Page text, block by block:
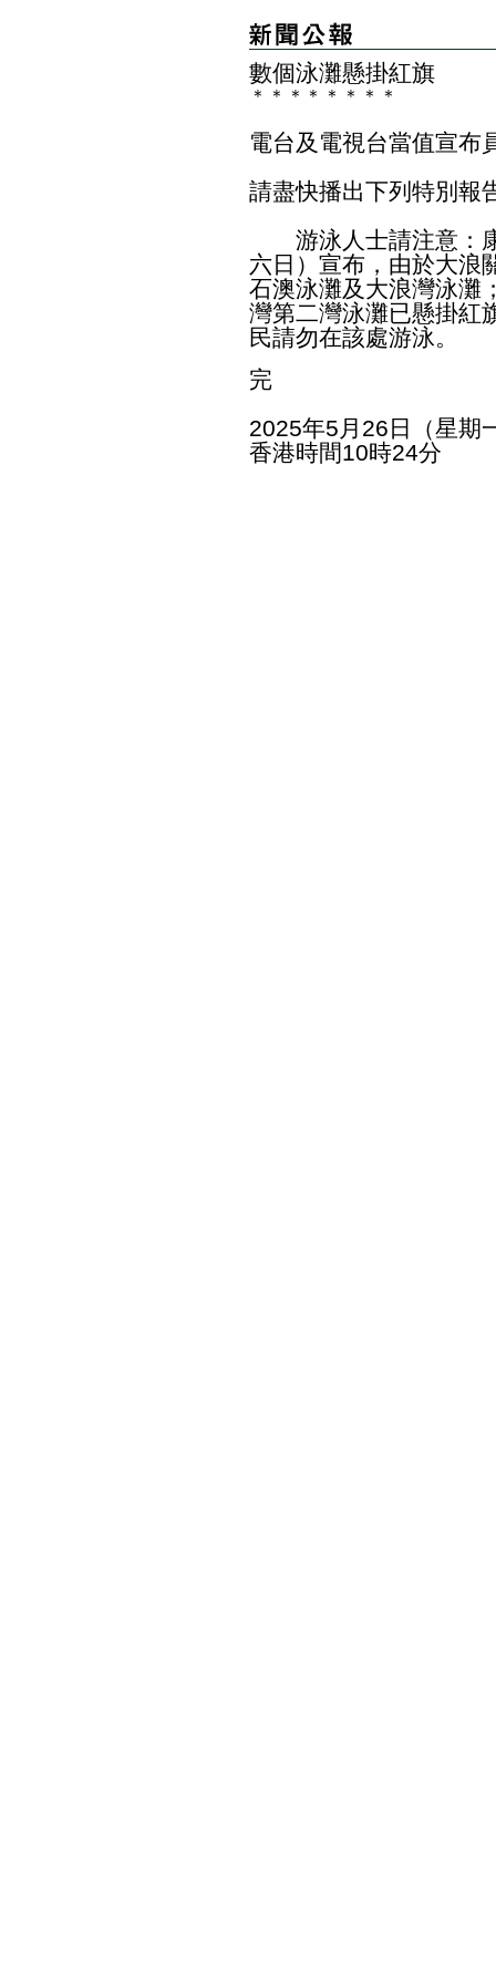
數個泳灘懸掛紅旗
＊ ＊ ＊ ＊ ＊ ＊ ＊ ＊
電台及電視台當值宣布
請盡快播出下列特別報
游泳人士請注意：康
六日）宣布，由於大浪
石澳泳灘及大浪灣泳灘
灣第二灣泳灘已懸掛紅
民請勿在該處游泳。
完
2025年5月26日（星期
香港時間10時24分